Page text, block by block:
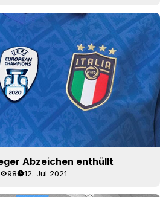
Abzeichen enthüllt
98 12. Jul 2021